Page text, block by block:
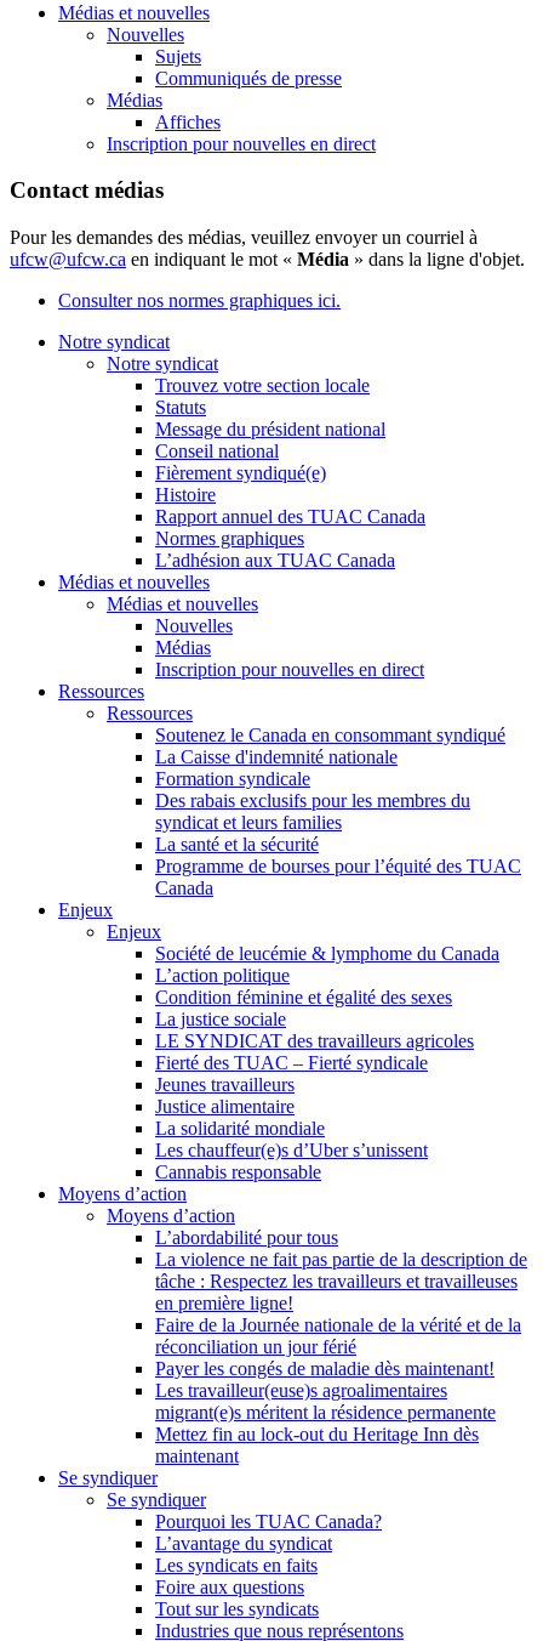
Médias et nouvelles
Nouvelles
Sujets
Communiqués de presse
Médias
Affiches
Inscription pour nouvelles en direct
Contact médias
Pour les demandes des médias, veuillez envoyer un courriel à
ufcw@ufcw.ca en indiquant le mot « Média » dans la ligne d'objet.
Consulter nos normes graphiques ici.
Notre syndicat
Notre syndicat
Trouvez votre section locale
Statuts
Message du président national
Conseil national
Fièrement syndiqué(e)
Histoire
Rapport annuel des TUAC Canada
Normes graphiques
L’adhésion aux TUAC Canada
Médias et nouvelles
Médias et nouvelles
Nouvelles
Médias
Inscription pour nouvelles en direct
Ressources
Ressources
Soutenez le Canada en consommant syndiqué
La Caisse d'indemnité nationale
Formation syndicale
Des rabais exclusifs pour les membres du
syndicat et leurs families
La santé et la sécurité
Programme de bourses pour l’équité des TUAC
Canada
Enjeux
Enjeux
Société de leucémie & lymphome du Canada
L’action politique
Condition féminine et égalité des sexes
La justice sociale
LE SYNDICAT des travailleurs agricoles
Fierté des TUAC – Fierté syndicale
Jeunes travailleurs
Justice alimentaire
La solidarité mondiale
Les chauffeur(e)s d’Uber s’unissent
Cannabis responsable
Moyens d’action
Moyens d’action
L’abordabilité pour tous
La violence ne fait pas partie de la description de
tâche : Respectez les travailleurs et travailleuses
en première ligne!
Faire de la Journée nationale de la vérité et de la
réconciliation un jour férié
Payer les congés de maladie dès maintenant!
Les travailleur(euse)s agroalimentaires
migrant(e)s méritent la résidence permanente
Mettez fin au lock-out du Heritage Inn dès
maintenant
Se syndiquer
Se syndiquer
Pourquoi les TUAC Canada?
L’avantage du syndicat
Les syndicats en faits
Foire aux questions
Tout sur les syndicats
Industries que nous représentons